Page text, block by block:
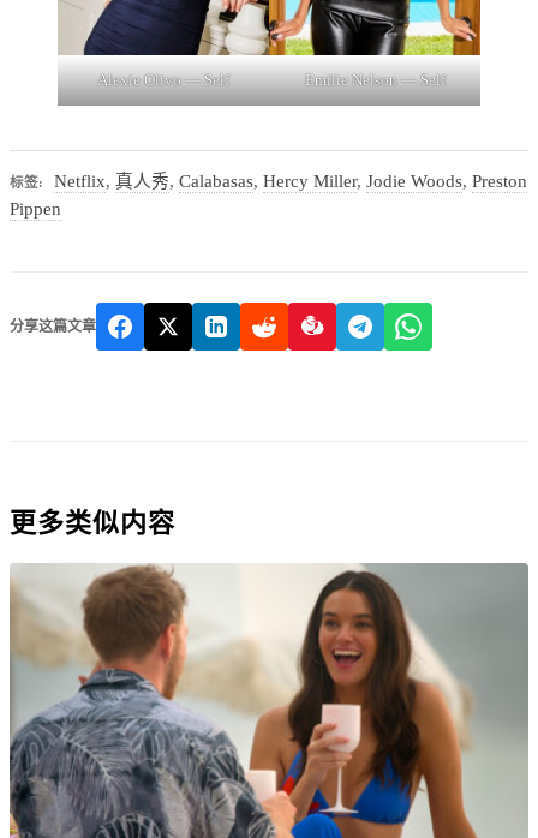
Alexie Olivo — Self Emilie Nelson — Self
标签: Netflix,真人秀,Calabasas,Hercy Miller,Jodie Woods,Preston
Pippen
分享这篇文章
更多类似内容